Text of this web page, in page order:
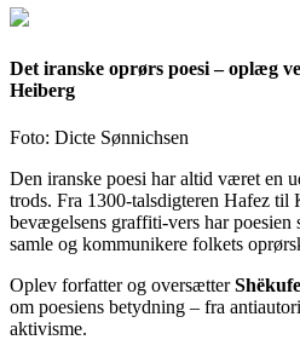
Det iranske oprørs poesi – oplæg
Heiberg
Foto: Dicte Sønnichsen
Den iranske poesi har altid været en
trods. Fra 1300-talsdigteren Hafez
bevægelsens graffiti-vers har poesien
samle og kommunikere folkets
Oplev forfatter og oversætter
om poesiens betydning – fra
aktivisme.